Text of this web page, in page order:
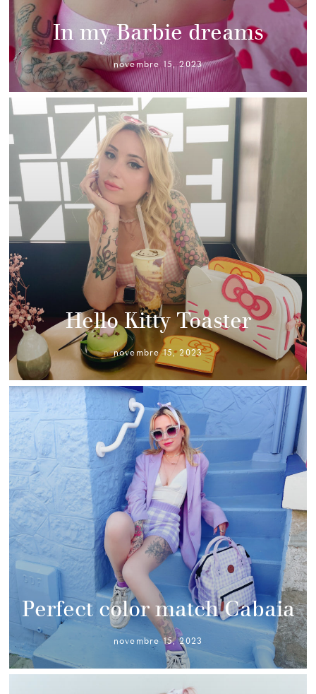
In my Barbie dreams
novembre 15, 2023
Hello Kitty Toaster
novembre 15, 2023
Perfect color match Cabaia
novembre 15, 2023